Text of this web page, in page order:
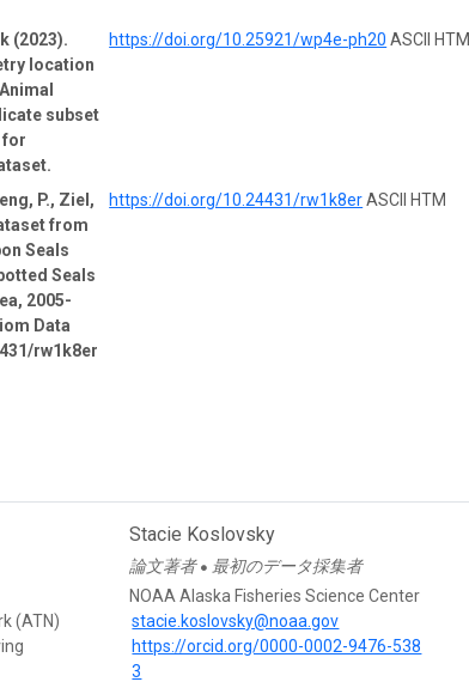
(2023).
location
subset
for
https://doi.org/10.25921/wp4e-ph20 ASCII HTM
P., Ziel,
from
Seals
Seals
2005-
Data
rw1k8er
https://doi.org/10.24431/rw1k8erASCII HTM
(ATN)
Stacie Koslovsky
論文著者 ● 最初のデータ採集者
NOAA Alaska Fisheries Science Center
stacie.koslovsky@noaa.gov
https://orcid.org/0000-0002-9476-538
3